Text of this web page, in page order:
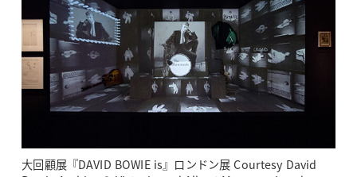
大回顧展『DAVID BOWIE is』ロンドン展 Courtesy David